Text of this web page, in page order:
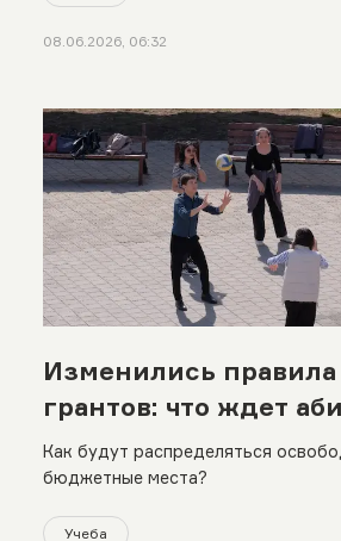
08.06.2026, 06:32
Изменились правила
грантов: что ждет
Как будут распределяться
бюджетные места?
Учеба